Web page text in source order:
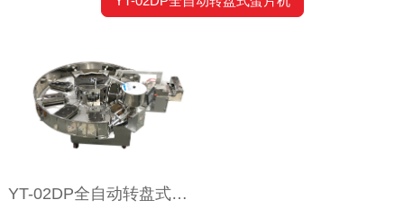
YT-02DP全自动转盘式蛋片机